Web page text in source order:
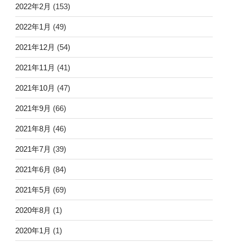
2022年2月 (153)
2022年1月 (49)
2021年12月 (54)
2021年11月 (41)
2021年10月 (47)
2021年9月 (66)
2021年8月 (46)
2021年7月 (39)
2021年6月 (84)
2021年5月 (69)
2020年8月 (1)
2020年1月 (1)